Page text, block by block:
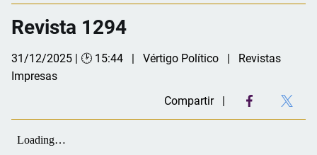
Revista 1294
31/12/2025 | 🕑 15:44 Vértigo Político
Revistas
Impresas
Compartir